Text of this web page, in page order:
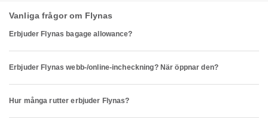
Vanliga frågor om Flynas
Erbjuder Flynas bagage allowance?
Erbjuder Flynas webb-/online-incheckning? När öppnar den?
Hur många rutter erbjuder Flynas?